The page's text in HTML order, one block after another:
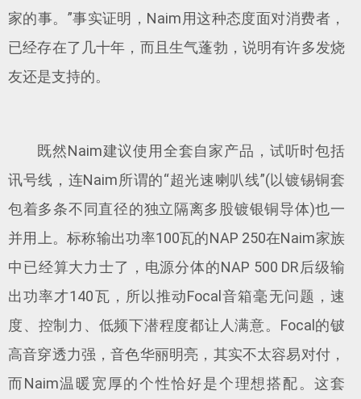
家的事。”事实证明，Naim用这种态度面对消费者，
已经存在了几十年，而且生气蓬勃，说明有许多发烧
友还是支持的。
既然Naim建议使用全套自家产品，试听时包括
讯号线，连Naim所谓的“超光速喇叭线”(以镀锡铜套
包着多条不同直径的独立隔离多股镀银铜导体)也一
并用上。标称输出功率100瓦的NAP 250在Naim家族
中已经算大力士了，电源分体的NAP 500 DR后级输
出功率才140瓦，所以推动Focal音箱毫无问题，速
度、控制力、低频下潜程度都让人满意。Focal的铍
高音穿透力强，音色华丽明亮，其实不太容易对付，
而Naim温暖宽厚的个性恰好是个理想搭配。这套